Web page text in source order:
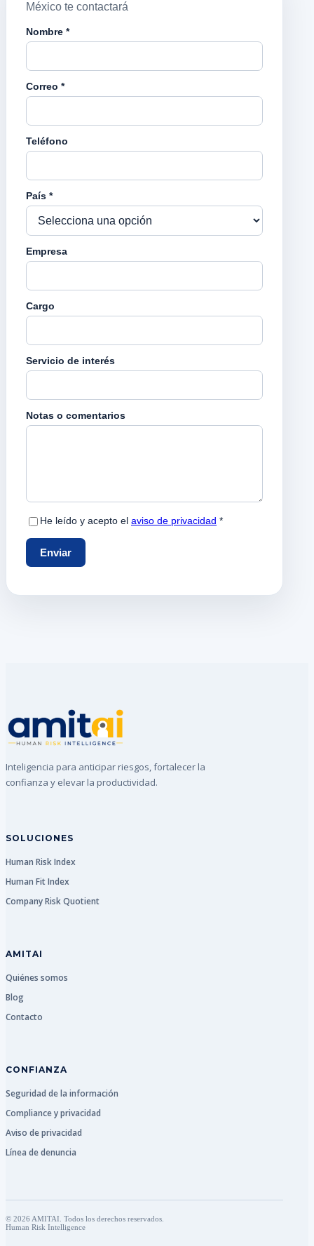
Inteligencia para anticipar riesgos, fortalecer la
confianza y elevar la productividad.
SOLUCIONES
Human Risk Index
Human Fit Index
Company Risk Quotient
AMITAI
Quiénes somos
Blog
Contacto
CONFIANZA
Seguridad de la información
Compliance y privacidad
Aviso de privacidad
Línea de denuncia
© 2026 AMITAI. Todos los derechos reservados.
Human Risk Intelligence